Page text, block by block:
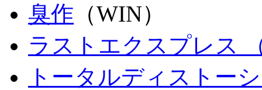
臭作 （WIN）
ラストエクスプレス
トータルディストー